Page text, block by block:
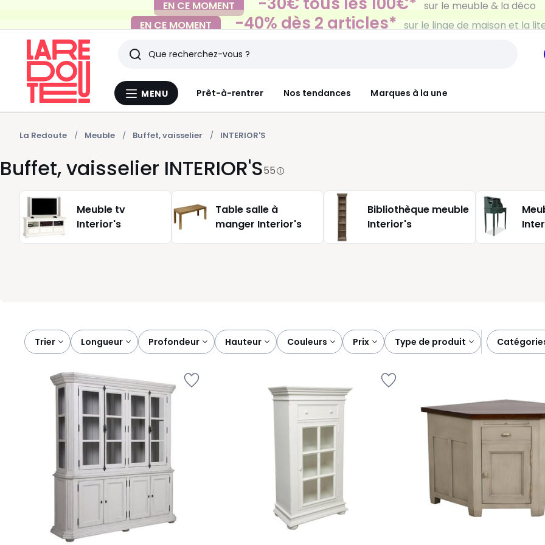
EN CE MOMENT
-40% dès 2 articles*
Menu
MENU Prêt-à-rentrer Nos tendances Marques à la une
Rechercher
Derniers
articles
vus
La Redoute Meuble Buffet, vaisselier INTERIOR'S
Buffet, vaisselier INTERIOR'S55
Meuble tv
Interior's
Table salle à
manger Interior's
Bibliothèque meuble
Interior's
Trier
longueur profondeur hauteur couleurs prix type de produit